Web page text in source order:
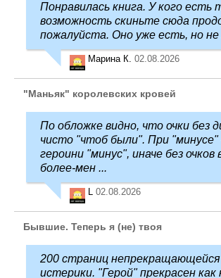
Понравилась книга. У кого есть
возможность скиньте сюда
пожалуйста. Оно уже есть, но не
Марина К. 02.08.2026
"Маньяк" королевских кровей
По обложке видно, что очки без
чисто "чтоб были". При "минусе"
героини "минус", иначе без очков
более-мен ...
L 02.08.2026
Бывшие. Теперь я (не) твоя
200 страниц непрекращающейся
истерики. "Герой" прекрасен как